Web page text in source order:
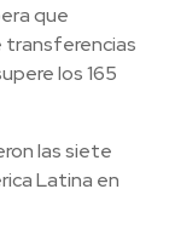
que
transferencias
los 165
las siete
Latina en